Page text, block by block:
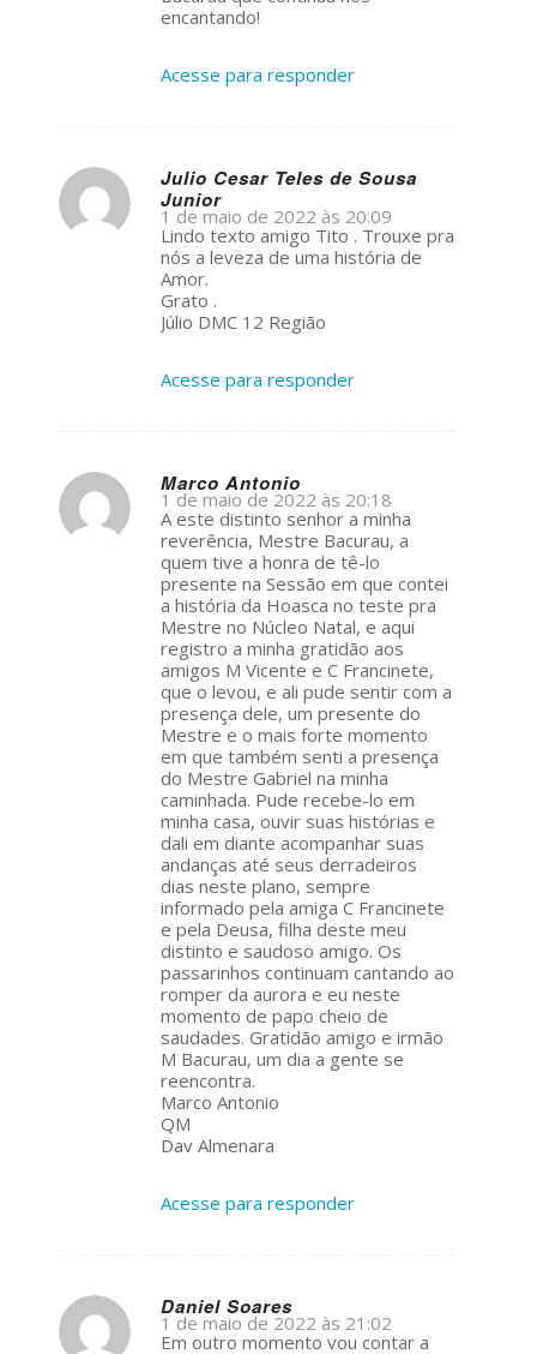
encantando!
Acesse para responder
Julio Cesar Teles de Sousa
Junior
s
ays:
1 de maio de 2022 às 20:09
Lindo texto amigo Tito . Trouxe pra
nós a leveza de uma história de
Amor.
Grato .
Júlio DMC 12 Região
Acesse para responder
Marco Antonio
s
ays:
1 de maio de 2022 às 20:18
A este distinto senhor a minha
reverência, Mestre Bacurau, a
quem tive a honra de tê-lo
presente na Sessão em que contei
a história da Hoasca no teste pra
Mestre no Núcleo Natal, e aqui
registro a minha gratidão aos
amigos M Vicente e C Francinete,
que o levou, e ali pude sentir com a
presença dele, um presente do
Mestre e o mais forte momento
em que também senti a presença
do Mestre Gabriel na minha
caminhada. Pude recebe-lo em
minha casa, ouvir suas histórias e
dali em diante acompanhar suas
andanças até seus derradeiros
dias neste plano, sempre
informado pela amiga C Francinete
e pela Deusa, filha deste meu
distinto e saudoso amigo. Os
passarinhos continuam cantando ao
romper da aurora e eu neste
momento de papo cheio de
saudades. Gratidão amigo e irmão
M Bacurau, um dia a gente se
reencontra.
Marco Antonio
QM
Dav Almenara
Acesse para responder
Daniel Soares
s
1 de maio de 2022 às 21:02
Em outro momento vou contar a